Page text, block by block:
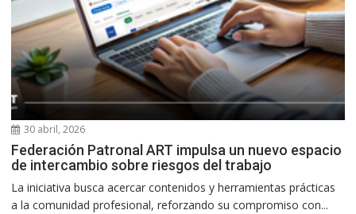
30 abril, 2026
Federación Patronal ART impulsa un nuevo espacio
de intercambio sobre riesgos del trabajo
La iniciativa busca acercar contenidos y herramientas prácticas
a la comunidad profesional, reforzando su compromiso con...